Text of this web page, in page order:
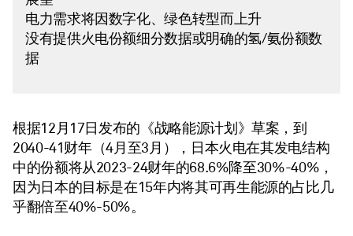
电力需求将因数字化、绿色转型而上升
没有提供火电份额细分数据或明确的氢/氨份额数
据
根据12月17日发布的《战略能源计划》草案，到
2040-41财年（4月至3月），日本火电在其发电结构
中的份额将从2023-24财年的68.6%降至30%-40%，
因为日本的目标是在15年内将其可再生能源的占比几
乎翻倍至40%-50%。